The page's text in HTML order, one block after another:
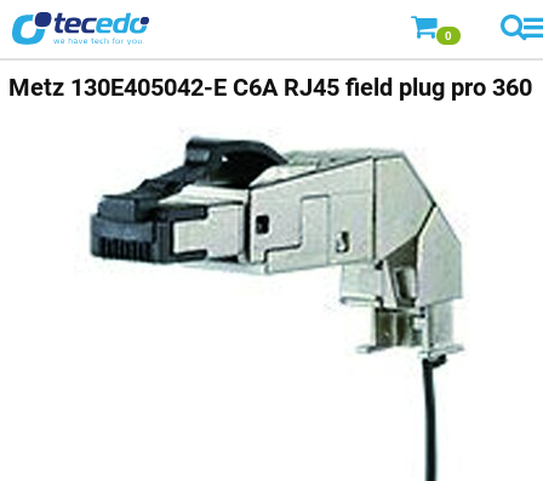
0
Metz 130E405042-E C6A RJ45 field plug pro 360